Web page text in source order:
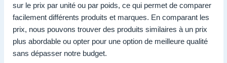
sur le prix par unité ou par poids, ce qui permet de comparer
facilement différents produits et marques. En comparant les
prix, nous pouvons trouver des produits similaires à un prix
plus abordable ou opter pour une option de meilleure qualité
sans dépasser notre budget.